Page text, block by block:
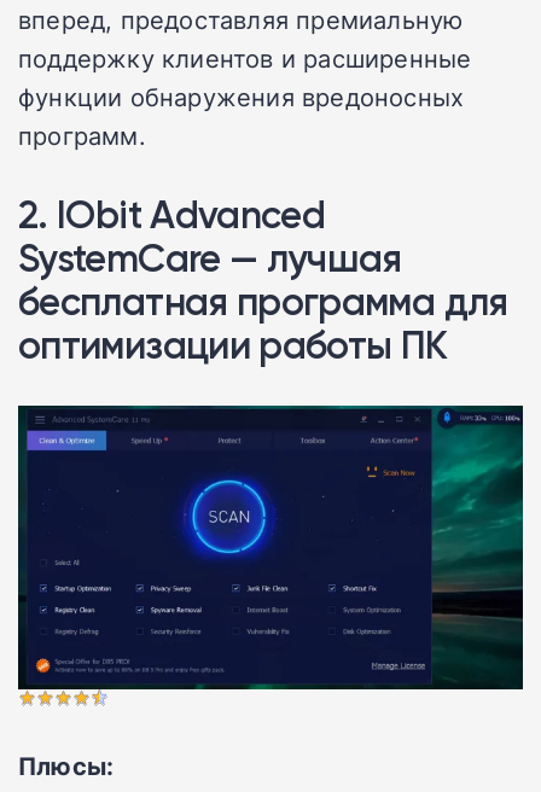
вперед, предоставляя премиальную
поддержку клиентов и расширенные
функции обнаружения вредоносных
программ.
2. IObit Advanced
SystemCare — лучшая
бесплатная программа для
оптимизации работы ПК
Плюсы: